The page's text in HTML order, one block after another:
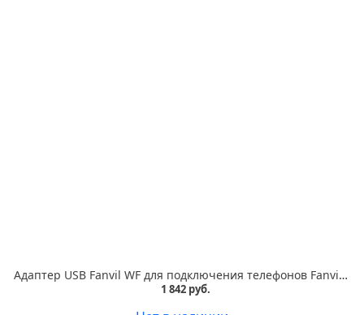
Адаптер USB Fanvil WF для подключения телефонов Fanvil к сети Wi-Fi
1 842 руб.